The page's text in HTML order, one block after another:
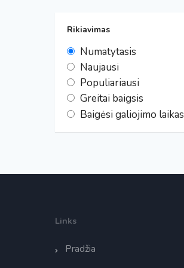
Rikiavimas
Numatytasis
Naujausi
Populiariausi
Greitai baigsis
Baigėsi galiojimo laikas
Links
Pradžia